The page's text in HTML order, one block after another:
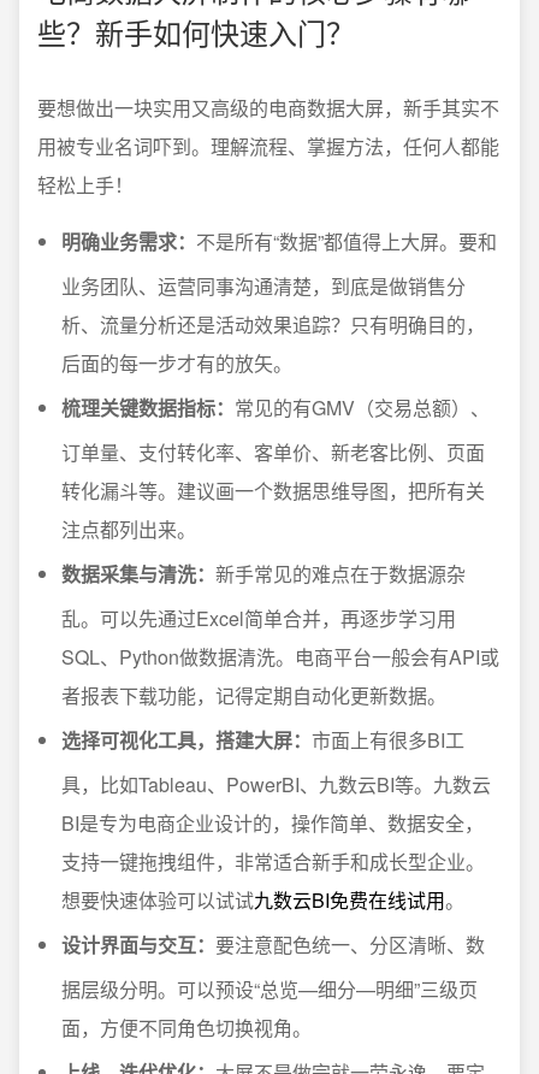
些？新手如何快速入门？
要想做出一块实用又高级的电商数据大屏，新手其实不
用被专业名词吓到。理解流程、掌握方法，任何人都能
轻松上手！
明确业务需求： 不是所有“数据”都值得上大屏。要和
业务团队、运营同事沟通清楚，到底是做销售分
析、流量分析还是活动效果追踪？只有明确目的，
后面的每一步才有的放矢。
梳理关键数据指标： 常见的有GMV（交易总额）、
订单量、支付转化率、客单价、新老客比例、页面
转化漏斗等。建议画一个数据思维导图，把所有关
注点都列出来。
数据采集与清洗： 新手常见的难点在于数据源杂
乱。可以先通过Excel简单合并，再逐步学习用
SQL、Python做数据清洗。电商平台一般会有API或
者报表下载功能，记得定期自动化更新数据。
选择可视化工具，搭建大屏： 市面上有很多BI工
具，比如Tableau、PowerBI、九数云BI等。九数云
BI是专为电商企业设计的，操作简单、数据安全，
支持一键拖拽组件，非常适合新手和成长型企业。
想要快速体验可以试试九数云BI免费在线试用。
设计界面与交互： 要注意配色统一、分区清晰、数
据层级分明。可以预设“总览—细分—明细”三级页
面，方便不同角色切换视角。